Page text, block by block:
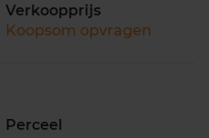
Verkoopprijs
Koopsom opvragen
Perceel